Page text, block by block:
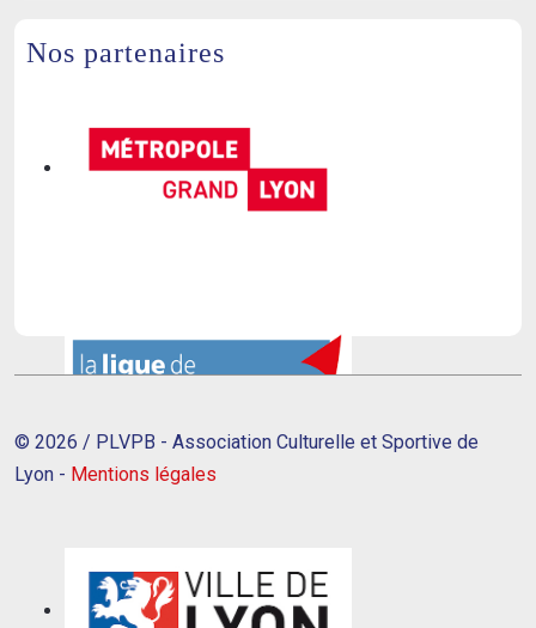
Nos partenaires
© 2026 / PLVPB - Association Culturelle et Sportive de
Lyon - Mentions légales